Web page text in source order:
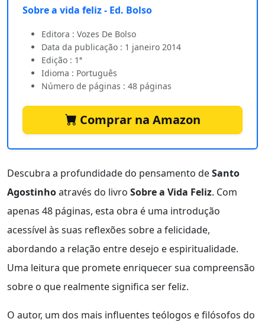
Sobre a vida feliz - Ed. Bolso
Editora : Vozes De Bolso
Data da publicação : 1 janeiro 2014
Edição : 1ª
Idioma : Português
Número de páginas : 48 páginas
Comprar na Amazon
Descubra a profundidade do pensamento deSanto
Agostinhoatravés do livro Sobre a Vida Feliz. Com
apenas 48 páginas, esta obra é uma introdução
acessível às suas reflexões sobre a felicidade,
abordando a relação entre desejo e espiritualidade.
Uma leitura que promete enriquecer sua compreensão
sobre o que realmente significa ser feliz.
O autor, um dos mais influentes teólogos e filósofos do